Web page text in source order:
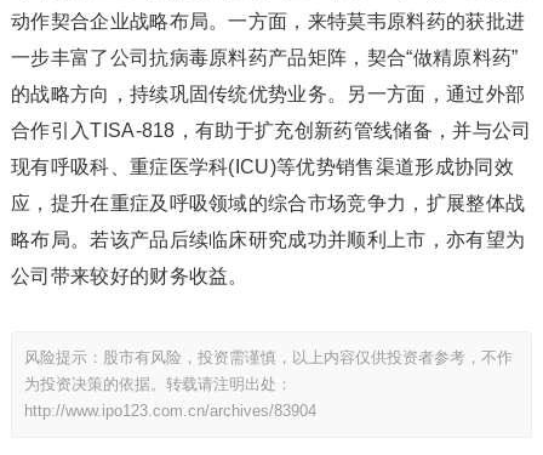
动作契合企业战略布局。一方面，来特莫韦原料药的获批进
一步丰富了公司抗病毒原料药产品矩阵，契合“做精原料药”
的战略方向，持续巩固传统优势业务。另一方面，通过外部
合作引入TISA-818，有助于扩充创新药管线储备，并与公司
现有呼吸科、重症医学科(ICU)等优势销售渠道形成协同效
应，提升在重症及呼吸领域的综合市场竞争力，扩展整体战
略布局。若该产品后续临床研究成功并顺利上市，亦有望为
公司带来较好的财务收益。
风险提示：股市有风险，投资需谨慎，以上内容仅供投资者参考，不作
为投资决策的依据。转载请注明出处：
http://www.ipo123.com.cn/archives/83904